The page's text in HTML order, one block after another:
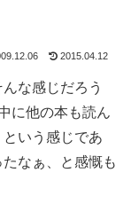
2015.04.12
な感じだろう
に他の本も読ん
いう感じであ
なぁ、と感慨も